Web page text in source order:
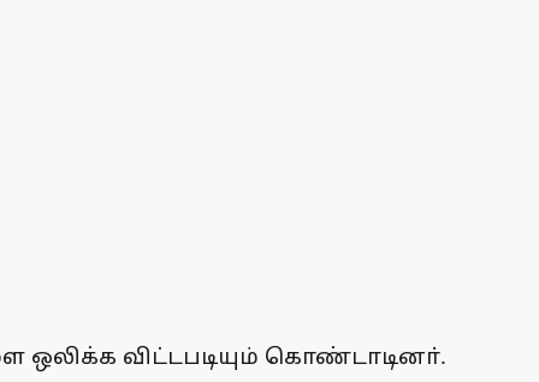
விட்டபடியும் கொண்டாடினா்.